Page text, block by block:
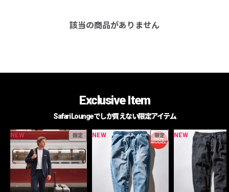
該当の商品がありません
Exclusive Item
Safari Loungeでしか買えない限定アイテム
NEW 限定 NEW 限定 NEW